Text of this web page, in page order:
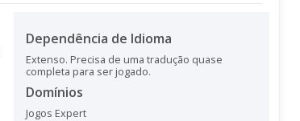
Dependência de Idioma
Extenso. Precisa de uma tradução quase
completa para ser jogado.
Domínios
Jogos Expert